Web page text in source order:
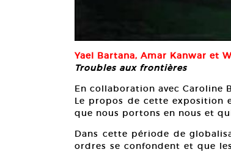
Yael Bartana, Amar Kanwar et
Troubles aux frontières
En collaboration avec Caroline
Le propos de cette exposition
que nous portons en nous et
Dans cette période de
ordres se confondent et que